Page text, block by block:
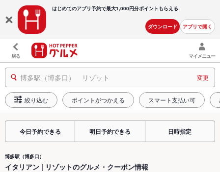
はじめてのアプリ予約で最大1,000円分ポイントもらえる
ダウンロード アプリで開く
戻る マイメニュー
博多駅（博多口） リゾット 変更
絞り込む ポイントがつかえる スマート支払い可
今日予約できる 明日予約できる 日時指定
博多駅（博多口）
イタリアン | リゾットのグルメ・クーポン情報